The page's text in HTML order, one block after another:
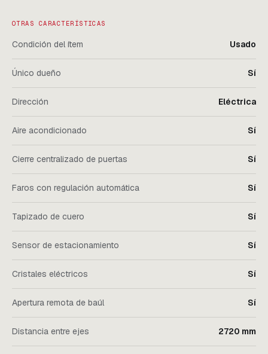
OTRAS CARACTERÍSTICAS
Condición del ítem Usado
Único dueño Sí
Dirección Eléctrica
Aire acondicionado Sí
Cierre centralizado de puertas Sí
Faros con regulación automática Sí
Tapizado de cuero Sí
Sensor de estacionamiento Sí
Cristales eléctricos Sí
Apertura remota de baúl Sí
Distancia entre ejes 2720 mm